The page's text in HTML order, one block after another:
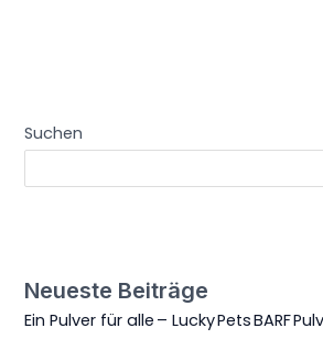
Suchen
Neueste Beiträge
Ein Pulver für alle – Lucky Pets BARF